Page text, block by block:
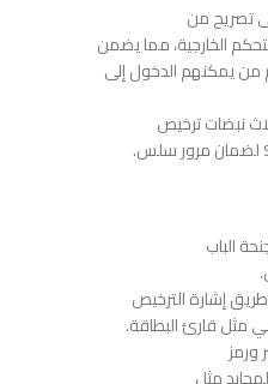
الخارجية، مما يضمن
يمكنهم الدخول إلى
نبضات ترخيص
مثل قارئ البطاقة.